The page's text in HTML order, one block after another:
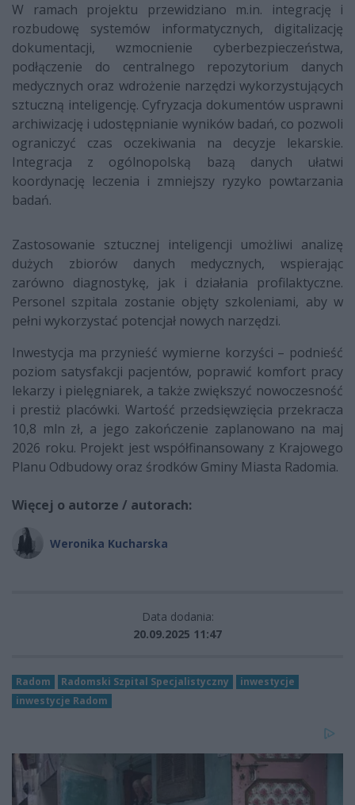
W ramach projektu przewidziano m.in. integrację i
rozbudowę systemów informatycznych, digitalizację
dokumentacji, wzmocnienie cyberbezpieczeństwa,
podłączenie do centralnego repozytorium danych
medycznych oraz wdrożenie narzędzi wykorzystujących
sztuczną inteligencję. Cyfryzacja dokumentów usprawni
archiwizację i udostępnianie wyników badań, co pozwoli
ograniczyć czas oczekiwania na decyzje lekarskie.
Integracja z ogólnopolską bazą danych ułatwi
koordynację leczenia i zmniejszy ryzyko powtarzania
badań.
Zastosowanie sztucznej inteligencji umożliwi analizę
dużych zbiorów danych medycznych, wspierając
zarówno diagnostykę, jak i działania profilaktyczne.
Personel szpitala zostanie objęty szkoleniami, aby w
pełni wykorzystać potencjał nowych narzędzi.
Inwestycja ma przynieść wymierne korzyści – podnieść
poziom satysfakcji pacjentów, poprawić komfort pracy
lekarzy i pielęgniarek, a także zwiększyć nowoczesność
i prestiż placówki. Wartość przedsięwzięcia przekracza
10,8 mln zł, a jego zakończenie zaplanowano na maj
2026 roku. Projekt jest współfinansowany z Krajowego
Planu Odbudowy oraz środków Gminy Miasta Radomia.
Więcej o autorze / autorach:
Weronika Kucharska
Data dodania:
20.09.2025 11:47
Radom Radomski Szpital Specjalistyczny
inwestycje
inwestycje Radom